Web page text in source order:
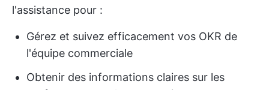
l'assistance pour :
Gérez et suivez efficacement vos OKR de
l'équipe commerciale
Obtenir des informations claires sur les